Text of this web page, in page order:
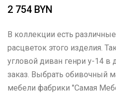
2 754 BYN
В коллекции есть
расцветок этого изделия.
угловой диван генри у-14 в
заказ. Выбрать обивочный
мебели фабрики "Самая